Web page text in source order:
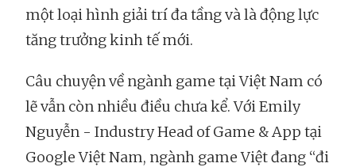
một loại hình giải trí đa tầng và là động lực
tăng trưởng kinh tế mới.
Câu chuyện về ngành game tại Việt Nam có
lẽ vẫn còn nhiều điều chưa kể. Với Emily
Nguyễn - Industry Head of Game & App tại
Google Việt Nam, ngành game Việt đang “đi